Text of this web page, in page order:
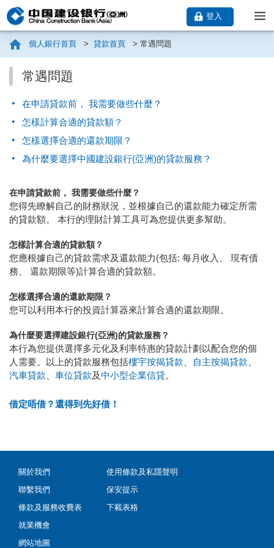
登入
個人銀行首頁 > 貸款首頁 > 常遇問題
常遇問題
在申請貸款前， 我需要做些什麼？
怎樣計算合適的貸款額？
怎樣選擇合適的還款期限？
為什麼要選擇中國建設銀行(亞洲)的貸款服務？
在申請貸款前， 我需要做些什麼？
您得先瞭解自己的財務狀況，並根據自己的還款能力確定所需
的貸款額。 本行的理財計算工具可為您提供更多幫助。
怎樣計算合適的貸款額？
您應根據自己的貸款需求及還款能力(包括: 每月收入、 現有債
務、 還款期限等)計算合適的貸款額。
怎樣選擇合適的還款期限？
您可以利用本行的投資計算器來計算合適的還款期限。
為什麼要選擇建設銀行(亞洲)的貸款服務？
本行為您提供選擇多元化及利率特惠的貸款計劃以配合您的個
人需要。以上的貸款服務包括樓宇按揭貸款 自主按揭貸款
汽車貸款
車位貸款及中小型企業信貸。
借定唔借？還得到先好借！
關於我們
聯繫我們
條款及服務收費表
就業機會
網站地圖
使用條款及私隱聲明
保安提示
下載表格